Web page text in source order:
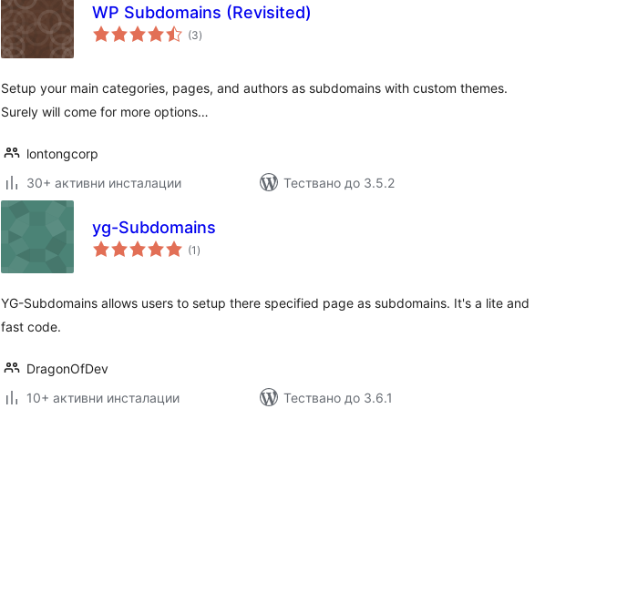
WP Subdomains (Revisited)
(3общо
оценки
)
Setup your main categories, pages, and authors as subdomains with custom themes.
Surely will come for more options…
lontongcorp
30+ активни инсталации
Тествано до 3.5.2
yg-Subdomains
(1 общо
оценки
)
YG-Subdomains allows users to setup there specified page as subdomains. It's a lite and
fast code.
DragonOfDev
10+ активни инсталации
Тествано до 3.6.1